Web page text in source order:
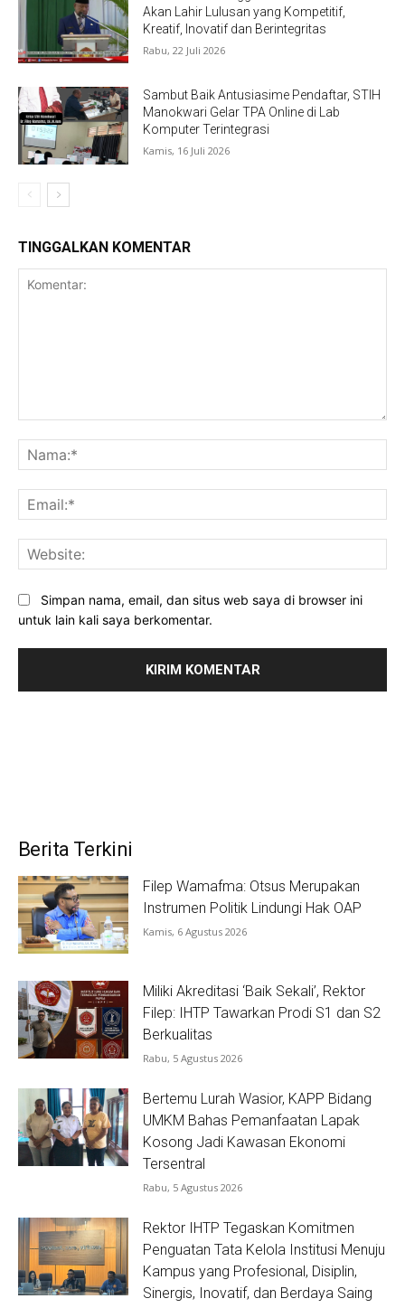
Akan Lahir Lulusan yang Kompetitif,
Kreatif, Inovatif dan Berintegritas
Rabu, 22 Juli 2026
Sambut Baik Antusiasime Pendaftar, STIH
Manokwari Gelar TPA Online di Lab
Komputer Terintegrasi
Kamis, 16 Juli 2026
TINGGALKAN KOMENTAR
Simpan nama, email, dan situs web saya di browser ini
untuk lain kali saya berkomentar.
Berita Terkini
Filep Wamafma: Otsus Merupakan
Instrumen Politik Lindungi Hak OAP
Kamis, 6 Agustus 2026
Miliki Akreditasi ‘Baik Sekali’, Rektor
Filep: IHTP Tawarkan Prodi S1 dan S2
Berkualitas
Rabu, 5 Agustus 2026
Bertemu Lurah Wasior, KAPP Bidang
UMKM Bahas Pemanfaatan Lapak
Kosong Jadi Kawasan Ekonomi
Tersentral
Rabu, 5 Agustus 2026
Rektor IHTP Tegaskan Komitmen
Penguatan Tata Kelola Institusi Menuju
Kampus yang Profesional, Disiplin,
Sinergis, Inovatif, dan Berdaya Saing